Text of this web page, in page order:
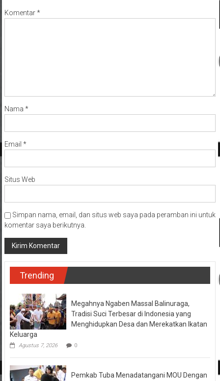
Komentar*
Nama *
Email *
Situs Web
Simpan nama, email, dan situs web saya pada peramban ini untuk
komentar saya berikutnya.
Trending
Megahnya Ngaben Massal Balinuraga,
Tradisi Suci Terbesar di Indonesia yang
Menghidupkan Desa dan Merekatkan Ikatan
Keluarga
Agustus 7, 2026 0
Pemkab Tuba Menadatangani MOU Dengan